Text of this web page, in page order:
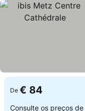
De € 84
Consulte os preços de